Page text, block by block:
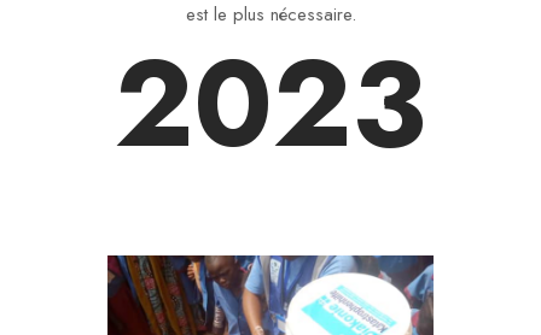
est le plus nécessaire.
2023